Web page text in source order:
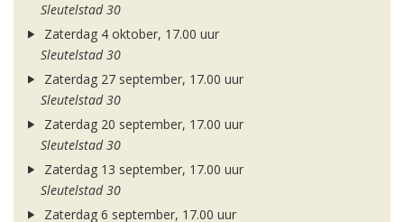
Sleutelstad 30
Zaterdag 4 oktober, 17.00 uur
Sleutelstad 30
Zaterdag 27 september, 17.00 uur
Sleutelstad 30
Zaterdag 20 september, 17.00 uur
Sleutelstad 30
Zaterdag 13 september, 17.00 uur
Sleutelstad 30
Zaterdag 6 september, 17.00 uur